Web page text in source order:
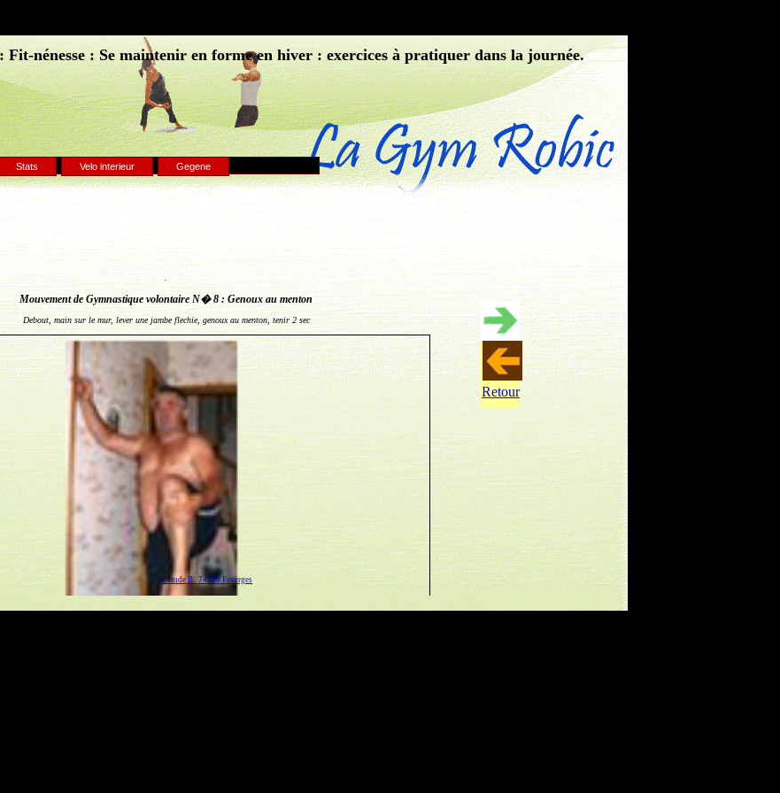
.
Mouvement de Gymnastique volontaire N� 8 : Genoux au menton
Debout, main sur le mur, lever une jambe flechie, genoux au menton, tenir 2 sec
Claude B.. 74210 Faverges
Retour
Stats Velo interieur Gegene
nénesse : Se maintenir en forme en hiver : exercices à pratiquer dans la journée.